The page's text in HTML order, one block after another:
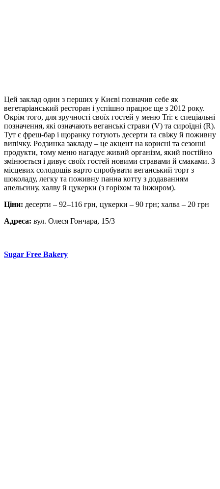
Цей заклад один з перших у Києві позначив себе як
вегетаріанський ресторан і успішно працює ще з 2012 року.
Окрім того, для зручності своїх гостей у меню Trі: є спеціальні
позначення, які означають веганські страви (V) та сироїдні (R).
Тут є фреш-бар і щоранку готують десерти та свіжу й поживну
випічку. Родзинка закладу – це акцент на корисні та сезонні
продукти, тому меню нагадує живий організм, який постійно
змінюється і дивує своїх гостей новими стравами й смаками. З
місцевих солодощів варто спробувати веганський торт з
шоколаду, легку та поживну панна котту з додаванням
апельсину, халву й цукерки (з горіхом та інжиром).
Ціни: десерти – 92–116 грн, цукерки – 90 грн; халва – 20 грн
Адреса: вул. Олеся Гончара, 15/3
Sugar Free Bakery